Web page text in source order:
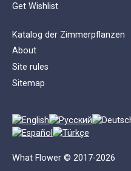
Get Wishlist
Katalog der Zimmerpflanzen
About
Site rules
Sitemap
What Flower © 2017-2026